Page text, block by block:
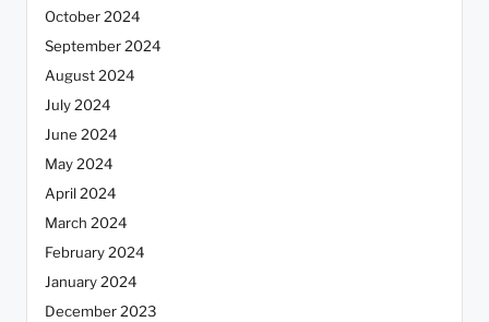
October 2024
September 2024
August 2024
July 2024
June 2024
May 2024
April 2024
March 2024
February 2024
January 2024
December 2023